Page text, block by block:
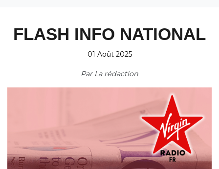
FLASH INFO NATIONAL
01 Août 2025
Par La rédaction